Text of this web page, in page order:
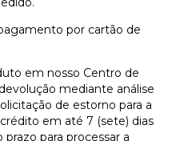
por cartão de
em nosso Centro de
mediante análise
de estorno para a
em até 7 (sete) dias
para processar a